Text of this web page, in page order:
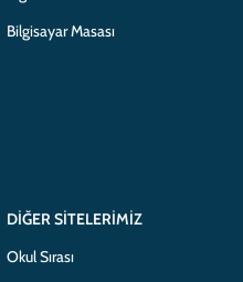
Bilgisayar Masası
DIĞER SITELERIMIZ
Okul Sırası